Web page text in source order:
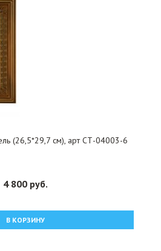
(26,5*29,7 см), арт СТ-04003-6
4 800 руб.
В КОРЗИНУ